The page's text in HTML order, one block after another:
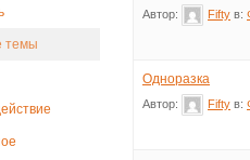
темы
Автор: Fifty в:
Одноразка
Автор: Fifty в: